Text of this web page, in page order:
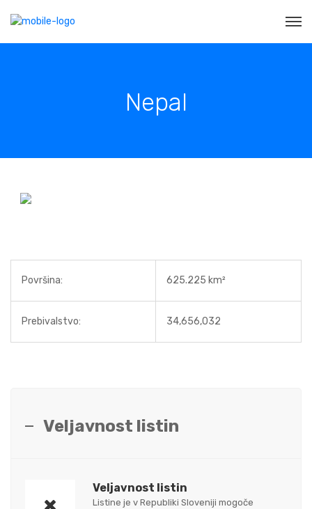
Nepal
Površina: 625.225 km²
Prebivalstvo: 34,656,032
Veljavnost listin
Veljavnost listin
Listine je v Republiki Sloveniji mogoče